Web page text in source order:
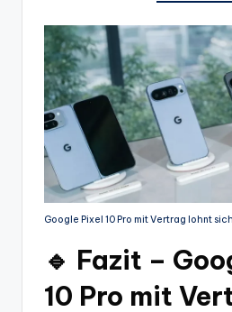
Google Pixel 10 Pro mit Vertrag lohnt sich
🔹 Fazit –
10 Pro mit